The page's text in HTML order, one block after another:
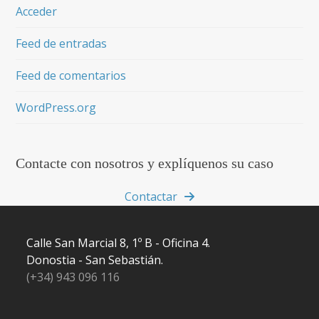
Acceder
Feed de entradas
Feed de comentarios
WordPress.org
Contacte con nosotros y explíquenos su caso
Contactar
Calle San Marcial 8, 1º B - Oficina 4.
Donostia - San Sebastián.
(+34) 943 096 116